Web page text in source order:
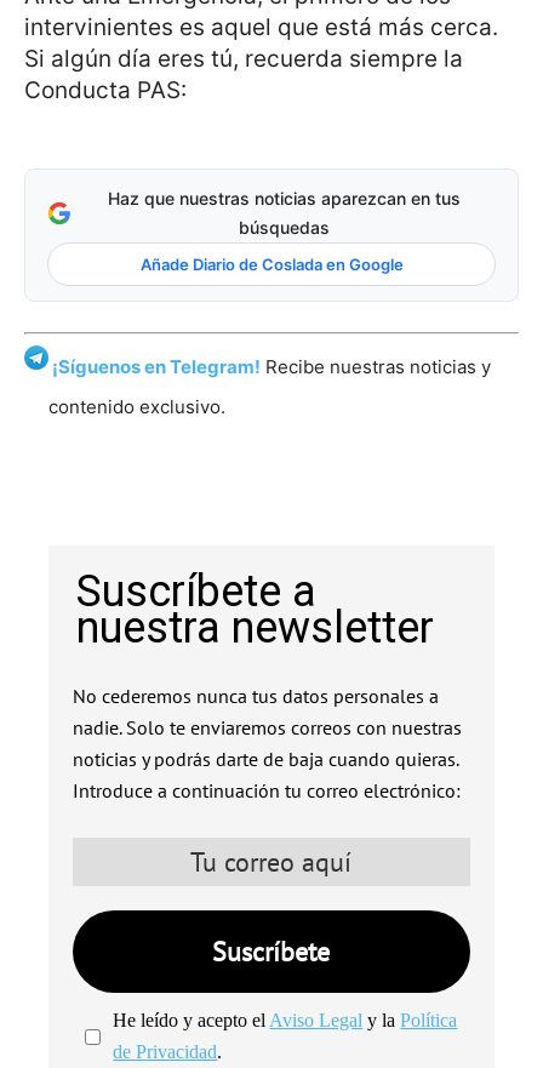
intervinientes es aquel que está más cerca.
Si algún día eres tú, recuerda siempre la
Conducta PAS:
Haz que nuestras noticias aparezcan en tus
búsquedas
Añade Diario de Coslada en Google
¡Síguenos en Telegram! Recibe nuestras noticias y
contenido exclusivo.
Suscríbete a
nuestra newsletter
No cederemos nunca tus datos personales a
nadie. Solo te enviaremos correos con nuestras
noticias y podrás darte de baja cuando quieras.
Introduce a continuación tu correo electrónico:
He leído y acepto el Aviso Legal y laPolítica
de Privacidad.